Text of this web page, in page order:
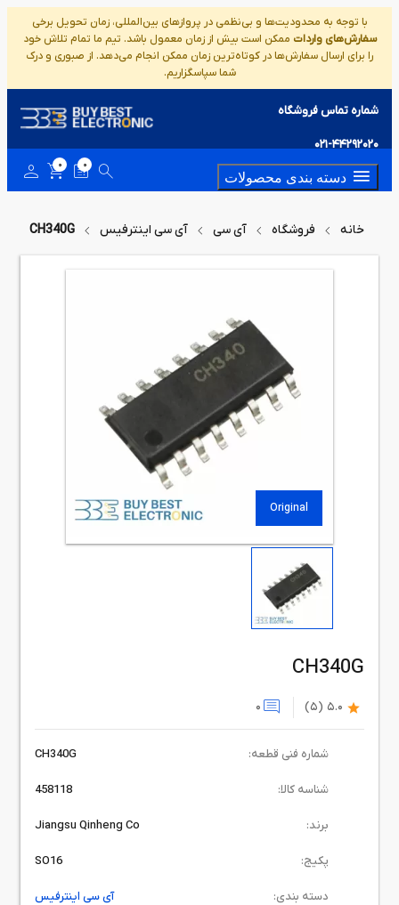
با توجه به محدودیت‌ها و بی‌نظمی در پروازهای بین‌المللی، زمان تحویل برخی
سفارش‌های واردات ممکن است بیش از زمان معمول باشد. تیم ما تمام تلاش خود
را برای ارسال سفارش‌ها در کوتاه‌ترین زمان ممکن انجام می‌دهد. از صبوری و درک
شما سپاسگزاریم.
شماره تماس فروشگاه
021-44292020
دسته بندی محصولات
0
0
خانه فروشگاه آی سی آی سی اینترفیس CH340G
Original
CH340G
5.0
(5)
0
شماره فنی قطعه: CH340G
شناسه کالا: 458118
برند: Jiangsu Qinheng Co
پکیج: SO16
دسته بندی: آی سی اینترفیس